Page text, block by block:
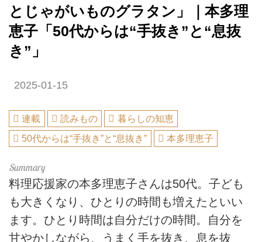
とじゃがいものグラタン」｜本多理
恵子「50代からは“手抜き”と“息抜
き”」
2025-01-15
連載 読みもの
暮らしの知恵
50代からは“手抜き”と“息抜き”
本多理恵子
料理応援家の本多理恵子さんは50代。子ども
も大きくなり、ひとりの時間も増えたといい
ます。ひとり時間は自分だけの時間。自分を
甘やかしながら、うまく手を抜き、息を抜